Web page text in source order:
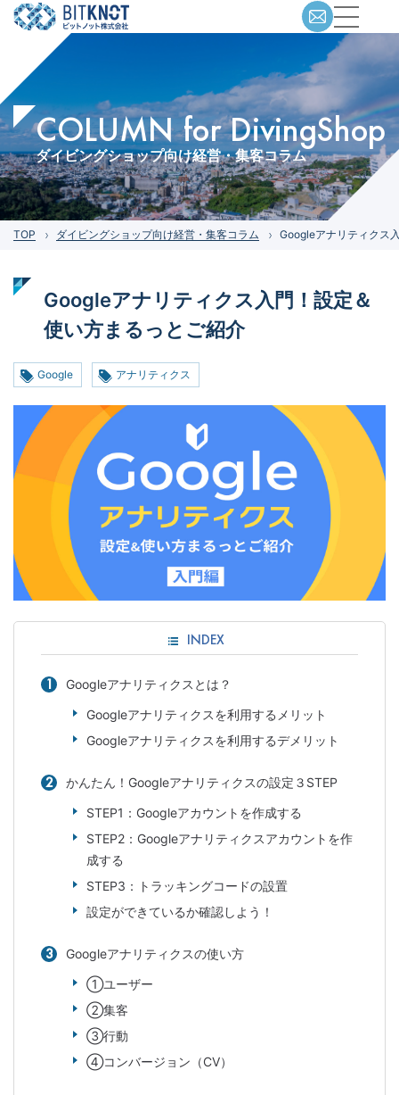
COLUMN for DivingShop
ダイビングショップ向け経営・集客コラム
TOP ダイビングショップ向け経営・集客コラム Googleアナリティクス
Googleアナリティクス入門！設定＆
使い方まるっとご紹介
Google アナリティクス
INDEX
Googleアナリティクスとは？
Googleアナリティクスを利用するメリット
Googleアナリティクスを利用するデメリット
かんたん！Googleアナリティクスの設定３STEP
STEP1：Googleアカウントを作成する
STEP2：Googleアナリティクスアカウントを作
成する
STEP3：トラッキングコードの設置
設定ができているか確認しよう！
Googleアナリティクスの使い方
①ユーザー
②集客
③行動
④コンバージョン（CV）